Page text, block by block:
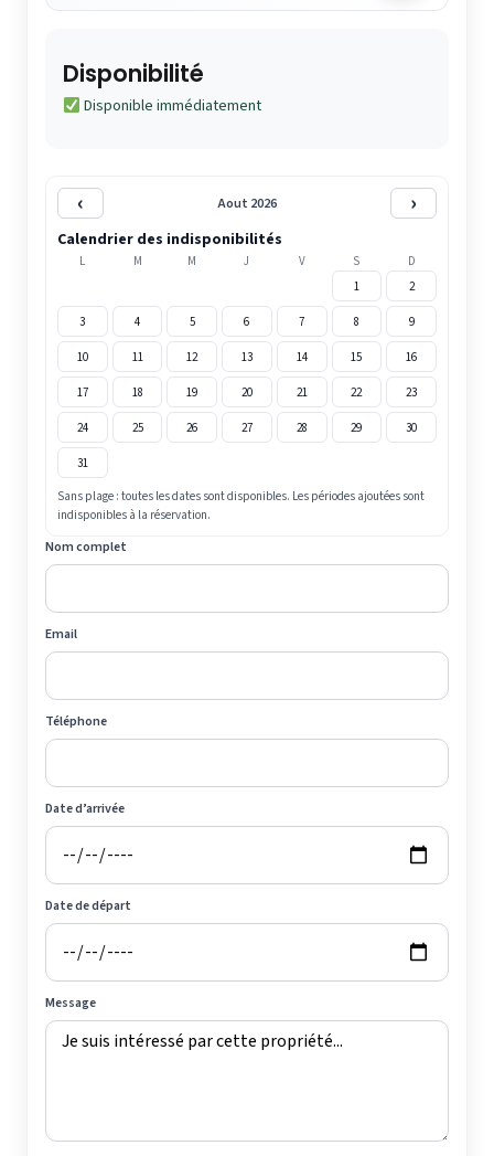
Disponibilité
Disponible immédiatement
‹ Aout 2026 ›
Calendrier des indisponibilités
L M M J V S
D
1
2
3 4 5 6 7 8 9
10 11 12 13 14 15 16
17 18 19 20 21 22 23
24 25 26 27 28 29 30
31
Sans plage : toutes les dates sont disponibles. Les périodes ajoutées sont
indisponibles à la réservation.
Nom complet
Email
Téléphone
Date d’arrivée
Date de départ
Message